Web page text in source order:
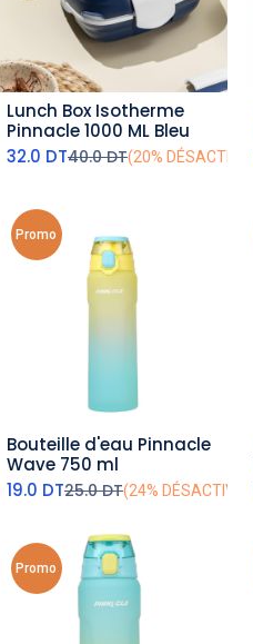
ajouter au panier
Lunch Box Isotherme
Pinnacle 1000 ML Bleu
32.0 DT40.0DT(20% DÉSACTIVÉ)
Promo
ajouter au panier
Bouteille d'eau Pinnacle
Wave 750 ml
19.0 DT25.0DT(24% DÉSACTIVÉ)
Promo